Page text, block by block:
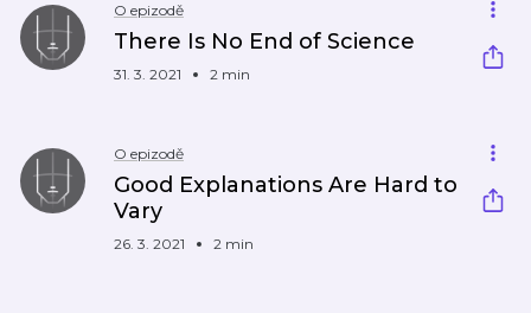
O epizodě
There Is No End of Science
31. 3. 2021 2 min
O epizodě
Good Explanations Are Hard to
Vary
26. 3. 2021 2 min